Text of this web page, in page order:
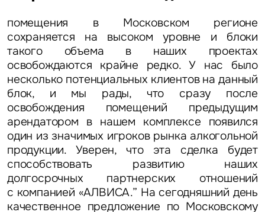
помещения в Московском регионе
сохраняется на высоком уровне и блоки
такого объема в наших проектах
освобождаются крайне редко. У нас было
несколько потенциальных клиентов на данный
блок, и мы рады, что сразу после
освобождения помещений предыдущим
арендатором в нашем комплексе появился
один из значимых игроков рынка алкогольной
продукции. Уверен, что эта сделка будет
способствовать развитию наших
долгосрочных партнерских отношений
с компанией «АЛВИСА.” На сегодняшний день
качественное предложение по Московскому